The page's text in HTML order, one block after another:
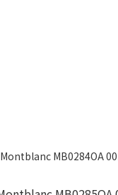
Montblanc MB0284OA